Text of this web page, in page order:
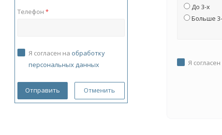
До 3-х
Больше
Я
Телефон *
Я согласен на обработку
персональных данных
Отменить